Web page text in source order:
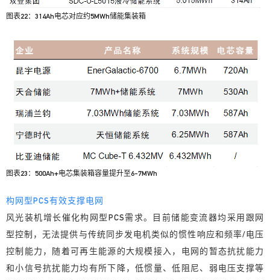
图表22：314Ah电芯对应约5MWh储能集装箱
图表23：500Ah+电芯集装箱容量提升至6-7MWh
构网型PCS有效支撑电网
风光装机增长催化构网型PCS需求。目前储能变流器均采用跟网
型控制，无法提供与传统同步发电机类似的惯性响应和频率/电压
控制能力，随着可再生能源的大规模接入，电网的暂态抗扰能力
和小信号抗扰能力均有所下降，低惯量、低阻尼、弱电压支撑等